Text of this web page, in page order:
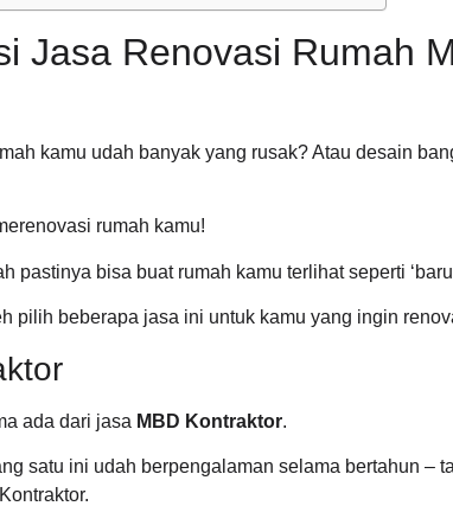
Jasa Renovasi Rumah
kamu udah banyak yang rusak? Atau desain
rumah kamu!
pastinya bisa buat rumah kamu terlihat seperti
pilih beberapa jasa ini untuk kamu yang ingin
ada dari jasa MBD Kontraktor.
satu ini udah berpengalaman selama bertahun –